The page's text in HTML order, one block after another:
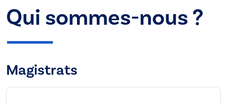
Qui sommes-nous ?
Magistrats